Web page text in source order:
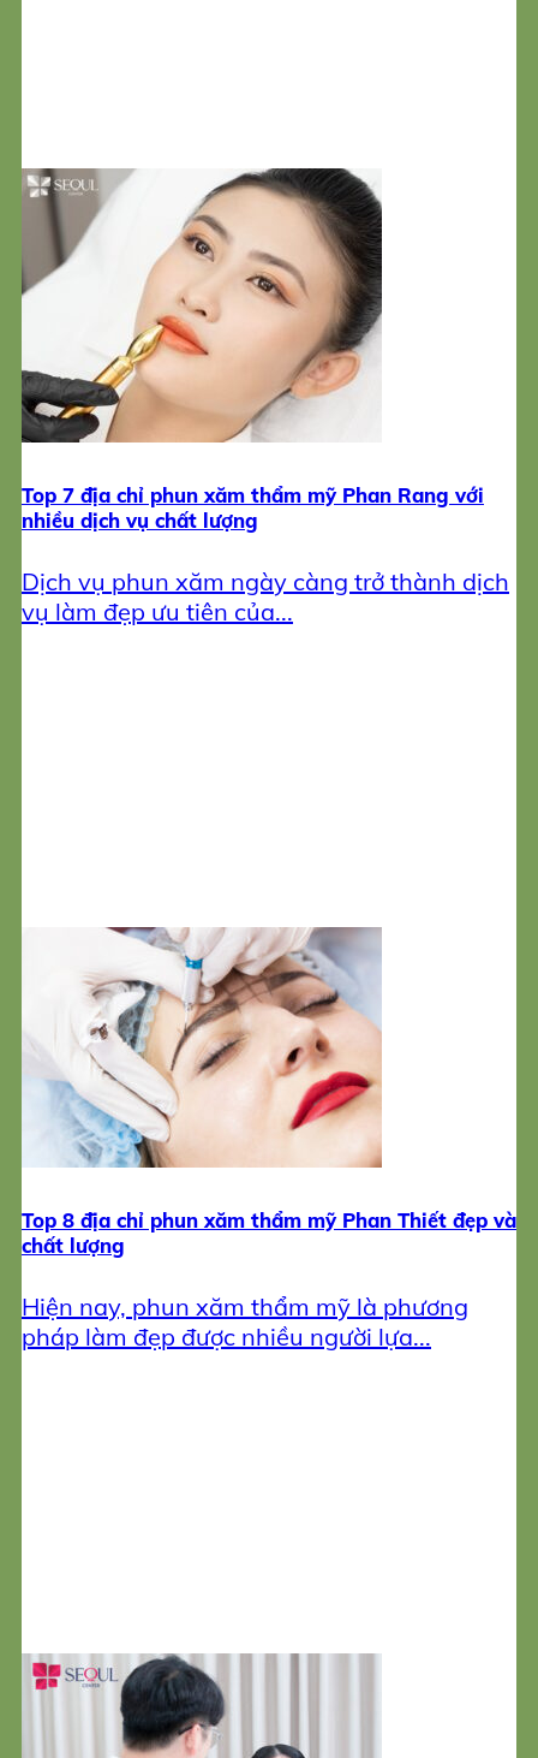
Top 7 địa chỉ phun xăm thẩm mỹ Phan Rang với
nhiều dịch vụ chất lượng
Dịch vụ phun xăm ngày càng trở thành dịch
vụ làm đẹp ưu tiên của...
Top 8 địa chỉ phun xăm thẩm mỹ Phan Thiết đẹp và
chất lượng
Hiện nay, phun xăm thẩm mỹ là phương
pháp làm đẹp được nhiều người lựa...